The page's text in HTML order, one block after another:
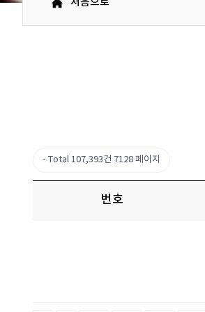
처음으로
Total 107,393건 7128 페이지
번호